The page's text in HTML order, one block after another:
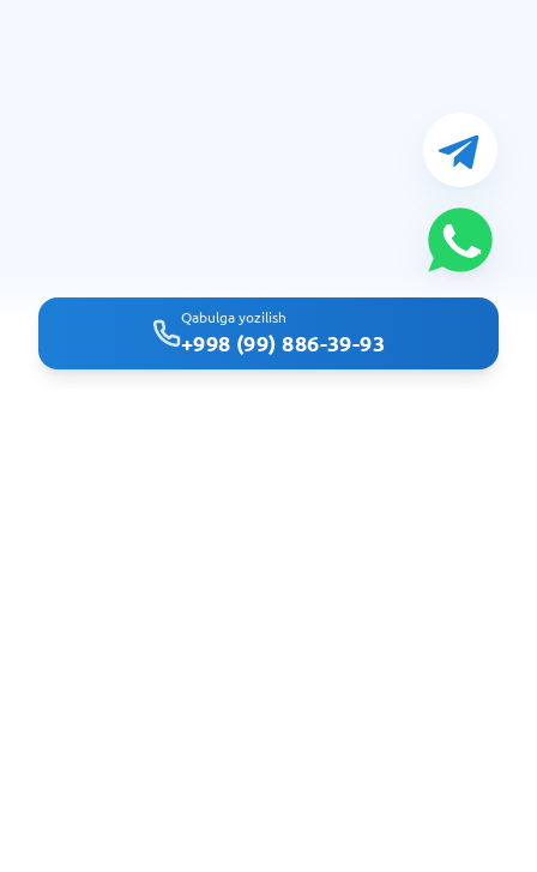
Qabulga yozilish
+998 (99) 886-39-93